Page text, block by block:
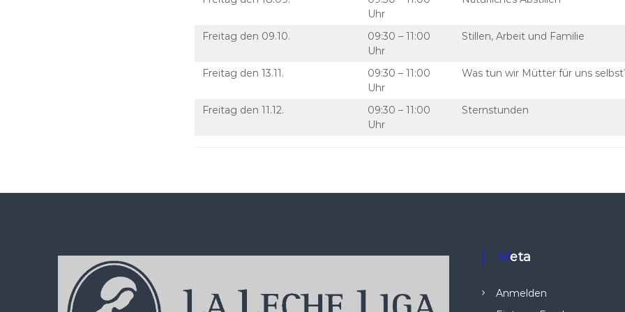
Uhr
Freitag den 09.10.
09:30 – 11:00
Uhr
Stillen, Arbeit und Familie
Freitag den 13.11.
09:30 – 11:00
Uhr
Was tun wir Mütter für uns
Freitag den 11.12.
09:30 – 11:00
Uhr
Sternstunden
Meta
Anmelden